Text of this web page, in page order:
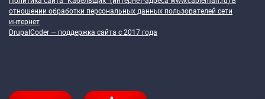
отношении обработки персональных данных пользователей сети
интернет
DrupalCoder — поддержка сайта c 2017 года